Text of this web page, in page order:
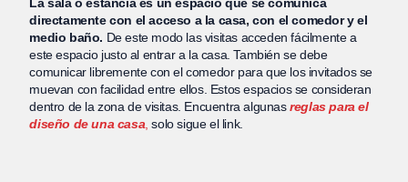
directamente con el acceso a la casa, con el comedor y el
medio baño. De este modo las visitas acceden fácilmente a
este espacio justo al entrar a la casa. También se debe
comunicar libremente con el comedor para que los invitados se
muevan con facilidad entre ellos. Estos espacios se consideran
dentro de la zona de visitas. Encuentra algunas reglas para el
diseño de una casa solo sigue el link.